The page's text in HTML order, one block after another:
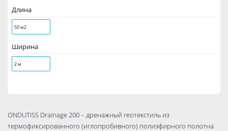
Длина
50 м2
Ширина
2 м
ONDUTISS Drainage 200 – дренажный геотекстиль из
термофиксированного (иглопробивного) полиэфирного полотна